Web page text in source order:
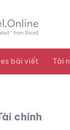
bài viết Tài
chính